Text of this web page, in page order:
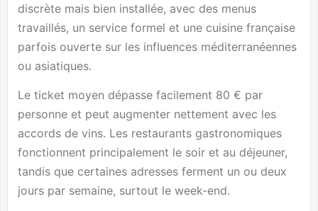
discrète mais bien installée, avec des menus
travaillés, un service formel et une cuisine française
parfois ouverte sur les influences méditerranéennes
ou asiatiques.
Le ticket moyen dépasse facilement 80 € par
personne et peut augmenter nettement avec les
accords de vins. Les restaurants gastronomiques
fonctionnent principalement le soir et au déjeuner,
tandis que certaines adresses ferment un ou deux
jours par semaine, surtout le week-end.